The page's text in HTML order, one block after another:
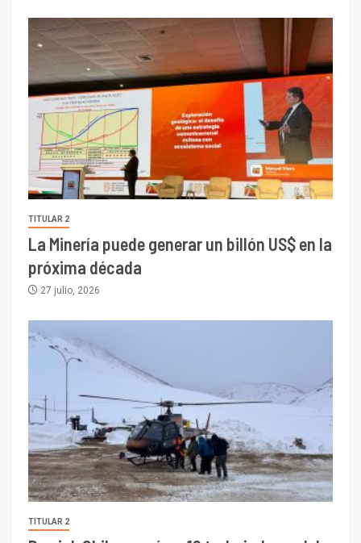
TITULAR 2
La Minería puede generar un billón US$ en la
próxima década
27 julio, 2026
TITULAR 2